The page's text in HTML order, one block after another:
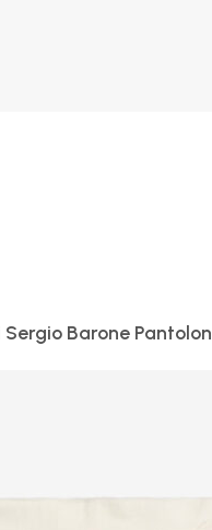
Sergio Barone Pantolon